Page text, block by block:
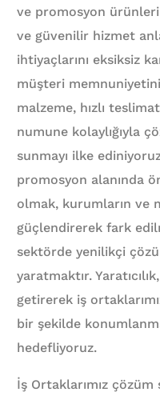
ve promosyon
ve güvenilir hizmet
ihtiyaçlarını eksiksiz
müşteri
malzeme, hızlı
numune kolaylığıyla
sunmayı ilke
promosyon alanında
olmak, kurumların ve
güçlendirerek fark
sektörde yenilikçi
yaratmaktır.
getirerek iş
bir şekilde
hedefliyoruz.
İş Ortaklarımız